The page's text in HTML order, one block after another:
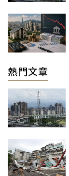
熱門文章